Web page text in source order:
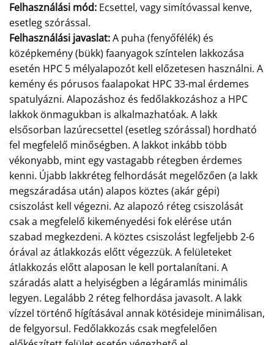
Felhasználási mód: Ecsettel, vagy simítóvassal kenve,
esetleg szórással.
Felhasználási javaslat:A puha (fenyőfélék) és
középkemény (bükk) faanyagok színtelen lakkozása
esetén HPC 5 mélyalapozót kell előzetesen használni. A
kemény és pórusos faalapokat HPC 33-mal érdemes
spatulyázni. Alapozáshoz és fedőlakkozáshoz a HPC
lakkok önmagukban is alkalmazhatóak. A lakk
elsősorban lazúrecsettel (esetleg szórással) hordható
fel megfelelő minőségben. A lakkot inkább több
vékonyabb, mint egy vastagabb rétegben érdemes
kenni. Újabb lakkréteg felhordását megelőzően (a lakk
megszáradása után) alapos köztes (akár gépi)
csiszolást kell végezni. Az alapozó réteg csiszolását
csak a megfelelő kikeményedési fok elérése után
szabad megkezdeni. A köztes csiszolást legfeljebb 2-6
órával az átlakkozás előtt végezzük. A felületeket
átlakkozás előtt alaposan le kell portalanítani. A
száradás alatt a helyiségben a légáramlás minimális
legyen. Legalább 2 réteg felhordása javasolt. A lakk
vízzel történő hígításával annak kötésideje minimálisan,
de felgyorsul. Fedőlakkozás csak megfelelően